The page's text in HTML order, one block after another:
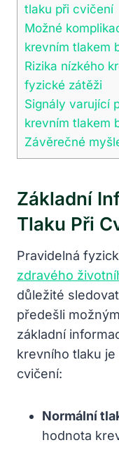
tlaku při cvičení
Možné
krevním tlakem
Rizika nízkého
fyzické zátěži
Signály varující
krevním tlakem
Závěrečné
Základní
Tlaku Při
Pravidelná
zdravého
důležité
předešli
základní
krevního tlaku
cvičení:
Normální
hodnota